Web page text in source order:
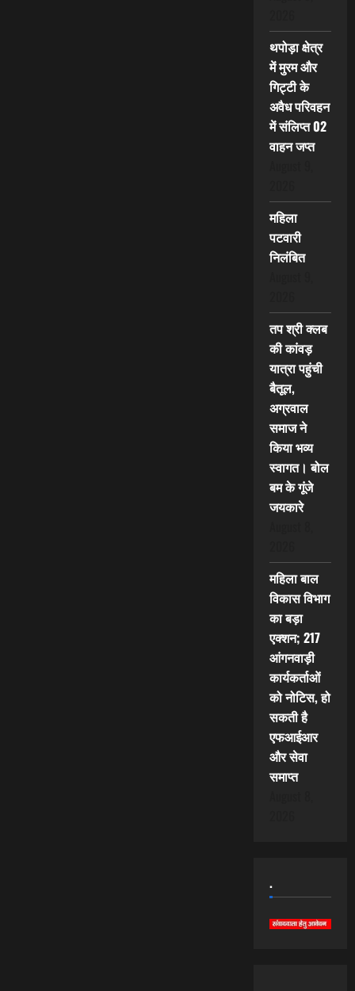
थपोड़ा क्षेत्र
में मुरम और
गिट्टी के
अवैध परिवहन
में संलिप्त 02
वाहन जप्त
महिला
पटवारी
निलंबित
तप श्री क्लब
की कांवड़
यात्रा पहुंची
बैतूल,
अग्रवाल
समाज ने
किया भव्य
स्वागत। बोल
बम के गूंजे
जयकारे
महिला बाल
विकास विभाग
का बड़ा
एक्शन; 217
आंगनवाड़ी
कार्यकर्ताओं
को नोटिस, हो
सकती है
एफआईआर
और सेवा
समाप्त
.